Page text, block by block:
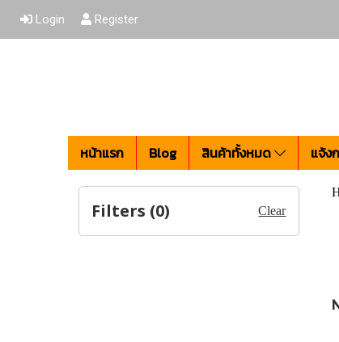
Login Register
หน้าแรก Blog สินค้าทั้งหมด แจ้ง
Filters (0) Clear